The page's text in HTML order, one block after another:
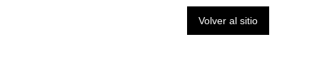
Volver al sitio